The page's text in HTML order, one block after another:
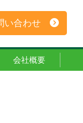
い合わせ
会社概要